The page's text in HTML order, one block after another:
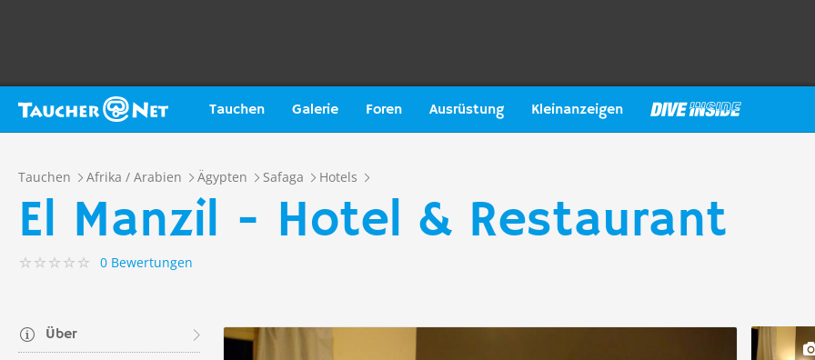
Tauchen Galerie Foren Ausrüstung Kleinanzeigen
Tauchen Afrika / Arabien Ägypten Safaga Hotels
El Manzil - Hotel & Restaurant
0 Bewertungen
Über